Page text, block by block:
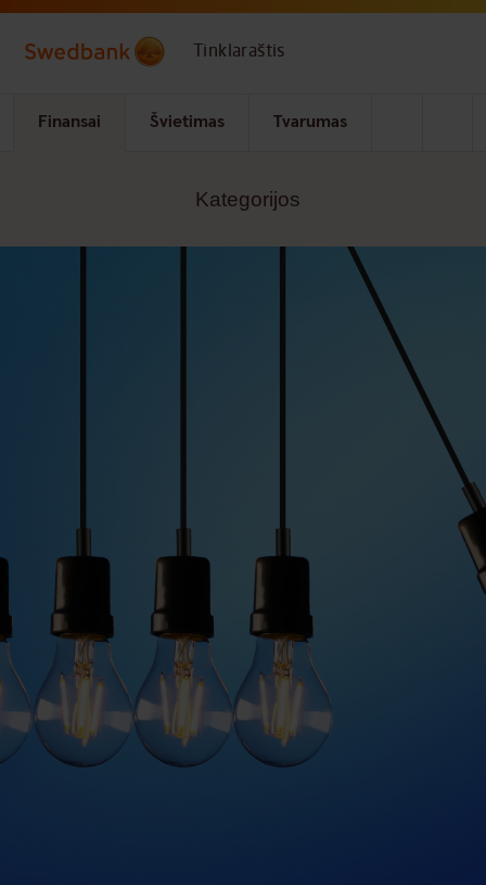
Skip to main content
Tinklaraštis
Finansai Švietimas Tvarumas
Kategorijos